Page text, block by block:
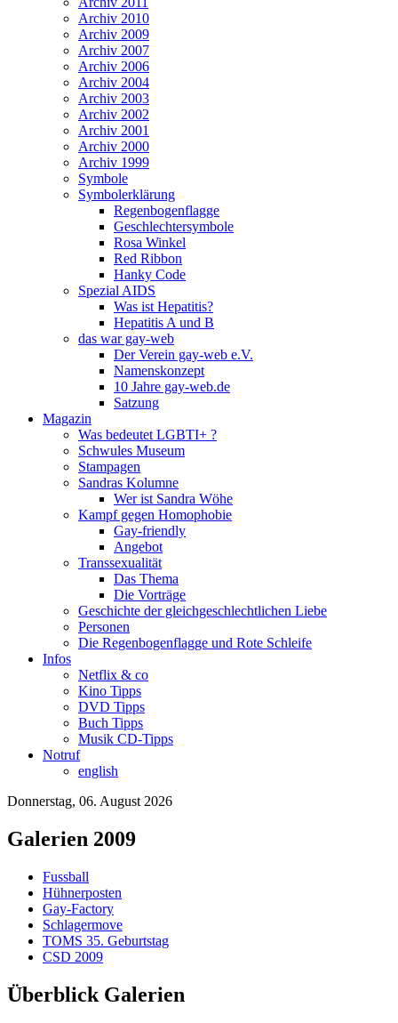
Archiv 2010
Archiv 2009
Archiv 2007
Archiv 2006
Archiv 2004
Archiv 2003
Archiv 2002
Archiv 2001
Archiv 2000
Archiv 1999
Symbole
Symbolerklärung
Regenbogenflagge
Geschlechtersymbole
Rosa Winkel
Red Ribbon
Hanky Code
Spezial AIDS
Was ist Hepatitis?
Hepatitis A und B
das war gay-web
Der Verein gay-web e.V.
Namenskonzept
10 Jahre gay-web.de
Satzung
Magazin
Was bedeutet LGBTI+ ?
Schwules Museum
Stampagen
Sandras Kolumne
Wer ist Sandra Wöhe
Kampf gegen Homophobie
Gay-friendly
Angebot
Transsexualität
Das Thema
Die Vorträge
Geschichte der gleichgeschlechtlichen Liebe
Personen
Die Regenbogenflagge und Rote Schleife
Infos
Netflix & co
Kino Tipps
DVD Tipps
Buch Tipps
Musik CD-Tipps
Notruf
english
Donnerstag, 06. August 2026
Galerien 2009
Fussball
Hühnerposten
Gay-Factory
Schlagermove
TOMS 35. Geburtstag
CSD 2009
Überblick Galerien